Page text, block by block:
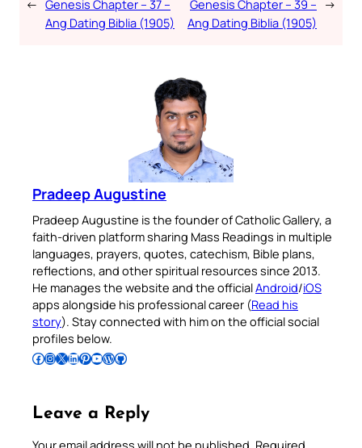
← Genesis Chapter – 37 –
Ang Dating Biblia (1905)
Genesis Chapter – 39 –
Ang Dating Biblia (1905)
→
Pradeep Augustine
Pradeep Augustine is the founder of Catholic Gallery, a
faith-driven platform sharing Mass Readings in multiple
languages, prayers, quotes, catechism, Bible plans,
reflections, and other spiritual resources since 2013.
He manages the website and the officialAndroid/iOS
apps alongside his professional career (Read his
story). Stay connected with him on the official social
profiles below.
Follow Pradeep on Facebook Follow Pradeep on InstagramFollow Pradeep on X Follow Pradeep on LinkedIn Follow Pradeep on Pinterest Subscribe to Pradeep’s Youtube Channel Follow Pradeep on WordPress Follow Pradeep on GitHub
Leave a Reply